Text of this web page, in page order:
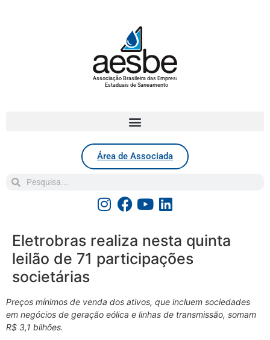
Associação Brasileira das Empresas
Estaduais de Saneamento
Área de Associada
Eletrobras realiza nesta quinta
leilão de 71 participações
societárias
Preços mínimos de venda dos ativos, que incluem sociedades
em negócios de geração eólica e linhas de transmissão, somam
R$ 3,1 bilhões.